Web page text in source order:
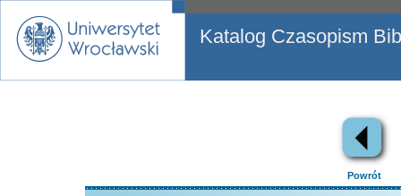
Katalog Czasopism
Powrót